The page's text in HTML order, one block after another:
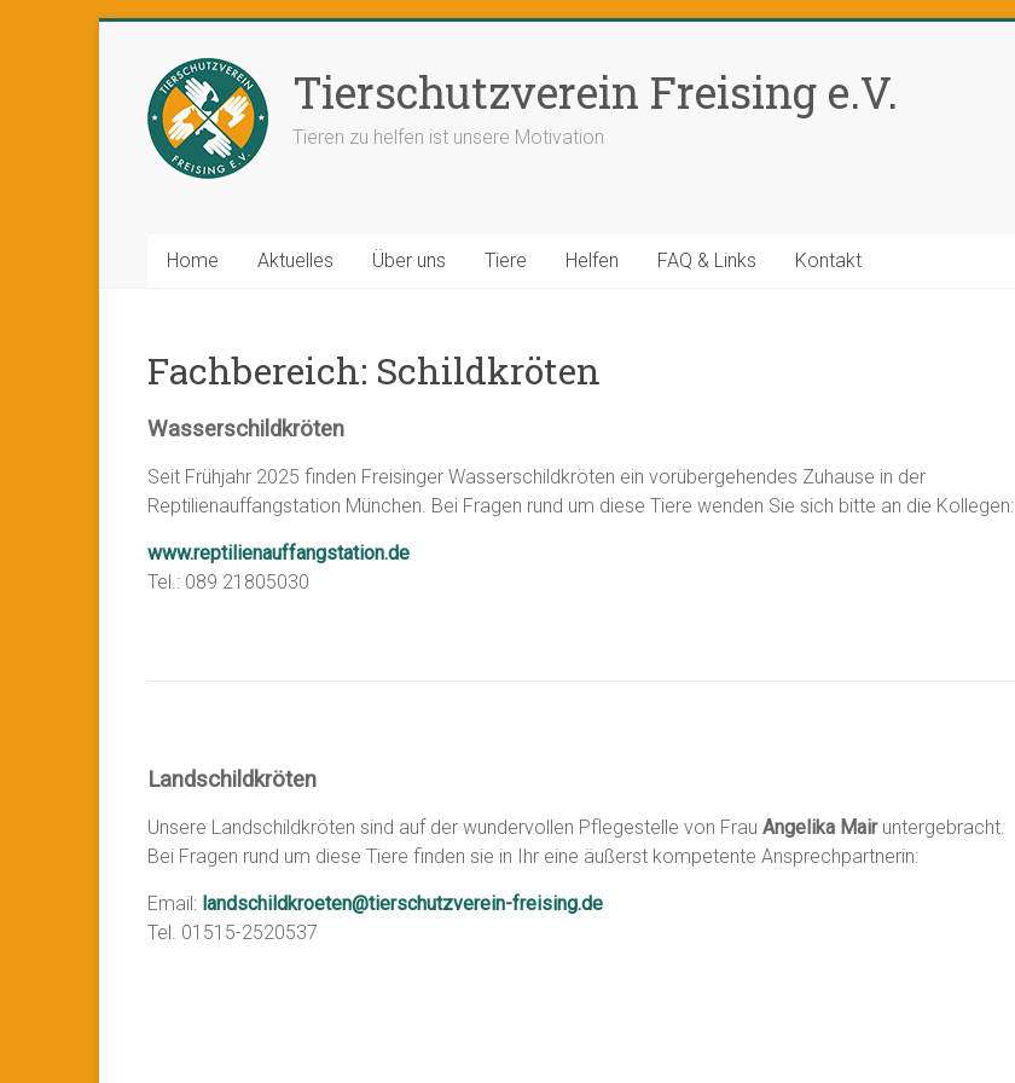
Tierschutzverein Freising e.V.
Tieren zu helfen ist unsere Motivation
Home Aktuelles Über uns Tiere Helfen FAQ & Links Kontakt
Fachbereich: Schildkröten
Wasserschildkröten
Seit Frühjahr 2025 finden Freisinger Wasserschildkröten ein vorübergehendes Zuhause in der
Reptilienauffangstation München. Bei Fragen rund um diese Tiere wenden Sie sich bitte an die Kollegen:
www.reptilienauffangstation.de
Tel.: 089 21805030
Landschildkröten
Unsere Landschildkröten sind auf der wundervollen Pflegestelle von Frau Angelika Mair untergebracht.
Bei Fragen rund um diese Tiere finden sie in Ihr eine äußerst kompetente Ansprechpartnerin:
Email: landschildkroeten@tierschutzverein-freising.de
Tel. 01515-2520537